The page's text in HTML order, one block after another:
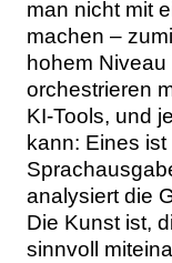
man nicht mit
machen –
hohem
orchestrieren
KI-Tools, und
kann: Eines
analysiert die
Die Kunst ist,
sinnvoll